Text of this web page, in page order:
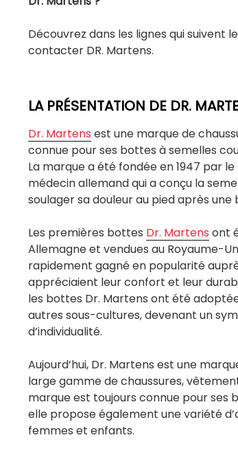
Découvrez dans les lignes qui suivent
contacter DR. Martens.
LA PRÉSENTATION DE DR.
Dr. Martens est une marque de
connue pour ses bottes à semelles
La marque a été fondée en 1947 par
médecin allemand qui a conçu la
soulager sa douleur au pied après une
Les premières bottes Dr. Martens ont
Allemagne et vendues au Royaume-
rapidement gagné en popularité
appréciaient leur confort et leur
les bottes Dr. Martens ont été
autres sous-cultures, devenant un
d’individualité.
Aujourd’hui, Dr. Martens est une
large gamme de chaussures,
marque est toujours connue pour ses
elle propose également une variété
femmes et enfants.